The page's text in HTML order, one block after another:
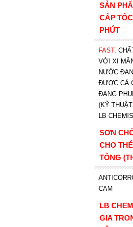
SẢN
CẤP
PHÚT
FAST.
VỚI XI
NƯỚC
ĐƯỢC CẢ
ĐANG
(KỸ
LB
SƠN
CHO
TÔNG
CAM
LB
GIA